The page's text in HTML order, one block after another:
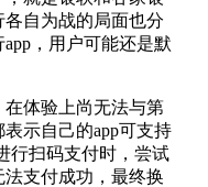
自为战的局面也分
，用户可能还是默
体验上尚无法与第
示自己的app可支持
行扫码支付时，尝试
支付成功，最终换